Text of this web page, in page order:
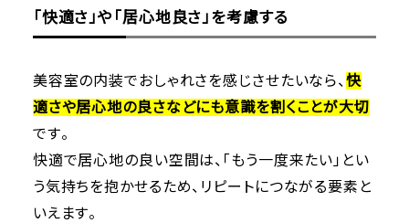
「快適さ」や「居心地良さ」を考慮する
美容室の内装でおしゃれさを感じさせたいなら、快
適さや居心地の良さなどにも意識を割くことが大切
です。
快適で居心地の良い空間は、「もう一度来たい」とい
う気持ちを抱かせるため、リピートにつながる要素と
いえます。